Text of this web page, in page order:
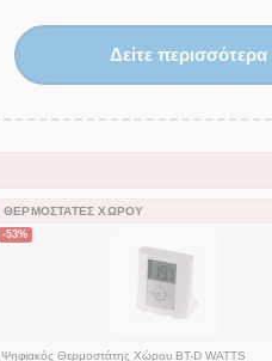
Δείτε περισσότερα
ΘΕΡΜΟΣΤΆΤΕΣ ΧΏΡΟΥ
-53%
Ψηφιακός Θερμοστάτης Χώρου BT-D WATTS